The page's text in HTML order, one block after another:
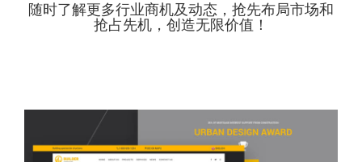
随时了解更多行业商机及动态，抢先布局市场和
抢占先机，创造无限价值！